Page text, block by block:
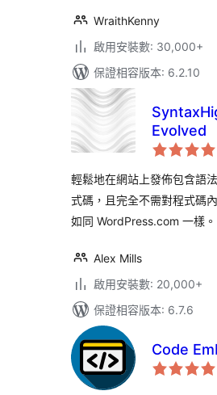
WraithKenny
啟用安裝數: 30,000+
保證相容版本: 6.2.10
Evolved
輕鬆地在網站上發佈包含語
式碼，且完全不需對程式碼
如同 WordPress.com 一樣。
Alex Mills
啟用安裝數: 20,000+
保證相容版本: 6.7.6
Code